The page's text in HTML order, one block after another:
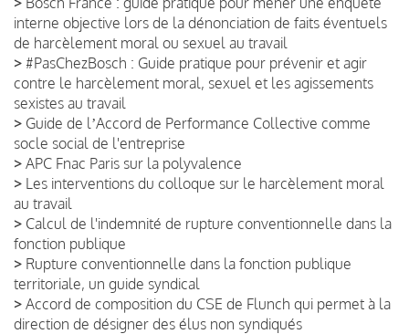
interne objective lors de la dénonciation de faits éventuels
de harcèlement moral ou sexuel au travail
> #PasChezBosch : Guide pratique pour prévenir et agir
contre le harcèlement moral, sexuel et les agissements
sexistes au travail
> Guide de lʼAccord de Performance Collective comme
socle social de l'entreprise
> APC Fnac Paris sur la polyvalence
> Les interventions du colloque sur le harcèlement moral
au travail
> Calcul de l'indemnité de rupture conventionnelle dans la
fonction publique
> Rupture conventionnelle dans la fonction publique
territoriale, un guide syndical
> Accord de composition du CSE de Flunch qui permet à la
direction de désigner des élus non syndiqués